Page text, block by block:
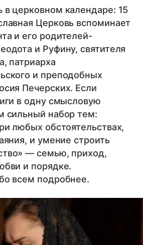
церковном календаре: 15
Церковь вспоминает
и его родителей-
и Руфину, святителя
патриарха
и преподобных
Печерских. Если
в одну смысловую
сильный набор тем:
любых обстоятельствах,
и умение строить
— семью, приход,
и порядке.
всем подробнее.